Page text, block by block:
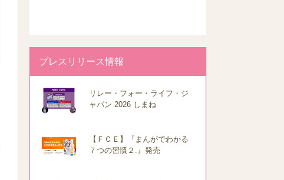
プレスリリース情報
リレー・フォー・ライフ・ジ
ャパン 2026 しまね
【ＦＣＥ】『まんがでわかる
７つの習慣２.』発売